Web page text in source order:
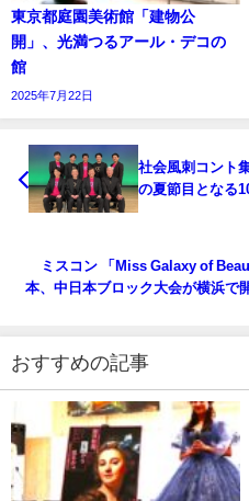
東京都庭園美術館「建物公
開」、光満つるアール・デコの
館
2025年7月22日
社会風刺コント
の夏節目となる
ミスコン 「Miss Galaxy of
本、中日本ブロック大会が横浜で
おすすめの記事